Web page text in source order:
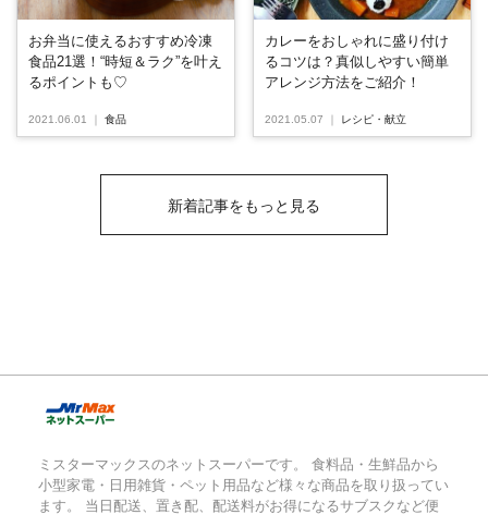
お弁当に使えるおすすめ冷凍
食品21選！“時短＆ラク”を叶え
るポイントも♡
2021.06.01 食品
カレーをおしゃれに盛り付け
るコツは？真似しやすい簡単
アレンジ方法をご紹介！
2021.05.07 レシピ・献立
新着記事をもっと見る
ミスターマックスのネットスーパーです。 食料品・生鮮品から
小型家電・日用雑貨・ペット用品など様々な商品を取り扱ってい
ます。 当日配送、置き配、配送料がお得になるサブスクなど便